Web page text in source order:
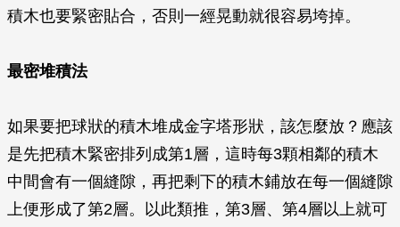
積木也要緊密貼合，否則一經晃動就很容易垮掉。
最密堆積法
如果要把球狀的積木堆成金字塔形狀，該怎麼放？應該
是先把積木緊密排列成第1層，這時每3顆相鄰的積木
中間會有一個縫隙，再把剩下的積木鋪放在每一個縫隙
上便形成了第2層。以此類推，第3層、第4層以上就可